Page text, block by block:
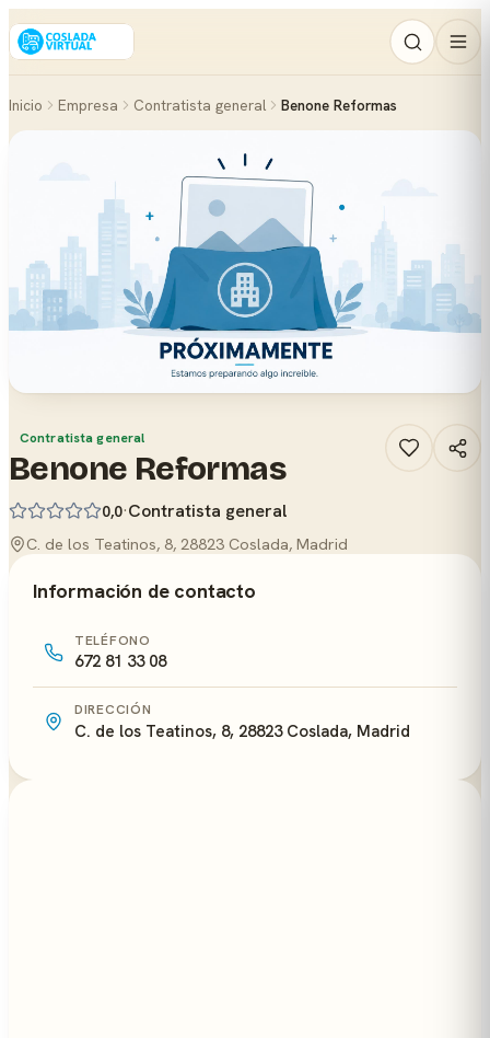
Inicio Empresa Contratista general Benone Reformas
Contratista general
Benone Reformas
0,0·Contratista general
C. de los Teatinos, 8, 28823 Coslada, Madrid
Información de contacto
TELÉFONO
672 81 33 08
DIRECCIÓN
C. de los Teatinos, 8, 28823 Coslada, Madrid